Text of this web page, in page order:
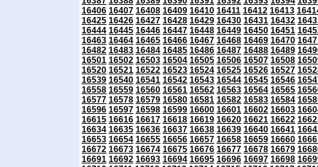
16406 16407 16408 16409 16410 16411 16412 16413
16425 16426 16427 16428 16429 16430 16431 16432
16444 16445 16446 16447 16448 16449 16450 16451
16463 16464 16465 16466 16467 16468 16469 16470
16482 16483 16484 16485 16486 16487 16488 16489
16501 16502 16503 16504 16505 16506 16507 16508
16520 16521 16522 16523 16524 16525 16526 16527
16539 16540 16541 16542 16543 16544 16545 16546
16558 16559 16560 16561 16562 16563 16564 16565
16577 16578 16579 16580 16581 16582 16583 16584
16596 16597 16598 16599 16600 16601 16602 16603
16615 16616 16617 16618 16619 16620 16621 16622
16634 16635 16636 16637 16638 16639 16640 16641
16653 16654 16655 16656 16657 16658 16659 16660
16672 16673 16674 16675 16676 16677 16678 16679
16691 16692 16693 16694 16695 16696 16697 16698